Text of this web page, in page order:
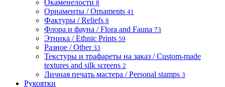
Окаменелости 8
Орнаменты / Ornaments 41
Фактуры / Reliefs 8
Флора и фауна / Flora and Fauna 73
Этника / Ethnic Prints 59
Разное / Other 33
Текстуры и трафареты на заказ / Custom-made
textures and silk screens 2
Личная печать мастера / Personal stamps 3
Рукоятки